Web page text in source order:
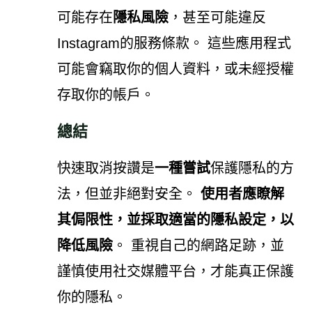
可能存在隱私風險，甚至可能違反
Instagram的服務條款。 這些應用程式
可能會竊取你的個人資料，或未經授權
存取你的帳戶。
總結
快速取消按讚是一種嘗試保護隱私的方
法，但並非絕對安全。 使用者應瞭解
其侷限性，並採取適當的隱私設定，以
降低風險。 重視自己的網路足跡，並
謹慎使用社交媒體平台，才能真正保護
你的隱私。